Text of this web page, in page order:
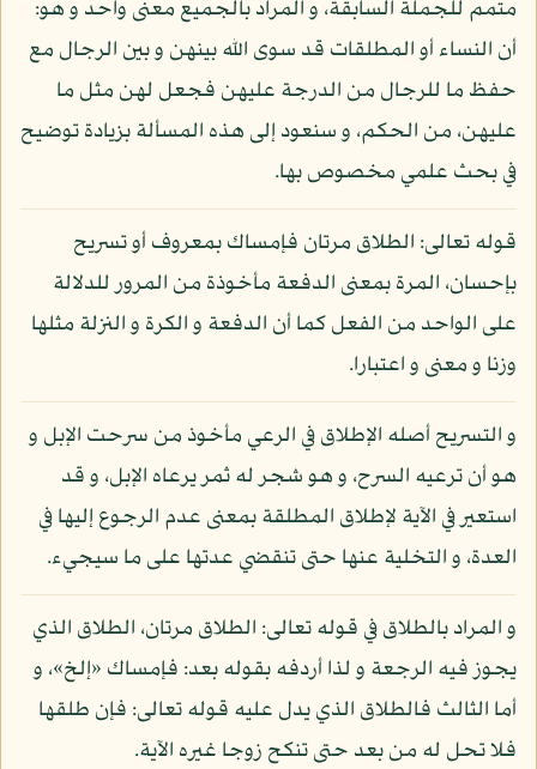
متمم للجملة السابقة، و المراد بالجميع معنى واحد و هو:
أن النساء أو المطلقات قد سوى الله بينهن و بين الرجال مع
حفظ ما للرجال من الدرجة عليهن فجعل لهن مثل ما
عليهن، من الحكم، و سنعود إلى هذه المسألة بزيادة توضيح
في بحث علمي مخصوص بها.
قوله تعالى: الطلاق مرتان فإمساك بمعروف أو تسريح
بإحسان، المرة بمعنى الدفعة مأخوذة من المرور للدلالة
على الواحد من الفعل كما أن الدفعة و الكرة و النزلة مثلها
وزنا و معنى و اعتبارا.
و التسريح أصله الإطلاق في الرعي مأخوذ من سرحت الإبل و
هو أن ترعيه السرح، و هو شجر له ثمر يرعاه الإبل، و قد
استعير في الآية لإطلاق المطلقة بمعنى عدم الرجوع إليها في
العدة، و التخلية عنها حتى تنقضي عدتها على ما سيجيء.
و المراد بالطلاق في قوله تعالى: الطلاق مرتان، الطلاق الذي
يجوز فيه الرجعة و لذا أردفه بقوله بعد: فإمساك «إلخ»، و
أما الثالث فالطلاق الذي يدل عليه قوله تعالى: فإن طلقها
فلا تحل له من بعد حتى تنكح زوجا غيره الآية.